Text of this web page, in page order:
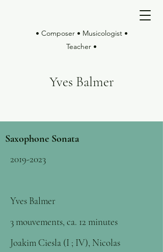
• Composer • Musicologist •
Teacher •
Yves Balmer
Saxophone Sonata
2019-2023
Yves Balmer
3 mouvements, ca. 12 minutes
Joakim Ciesla (I ; IV), Nicolas